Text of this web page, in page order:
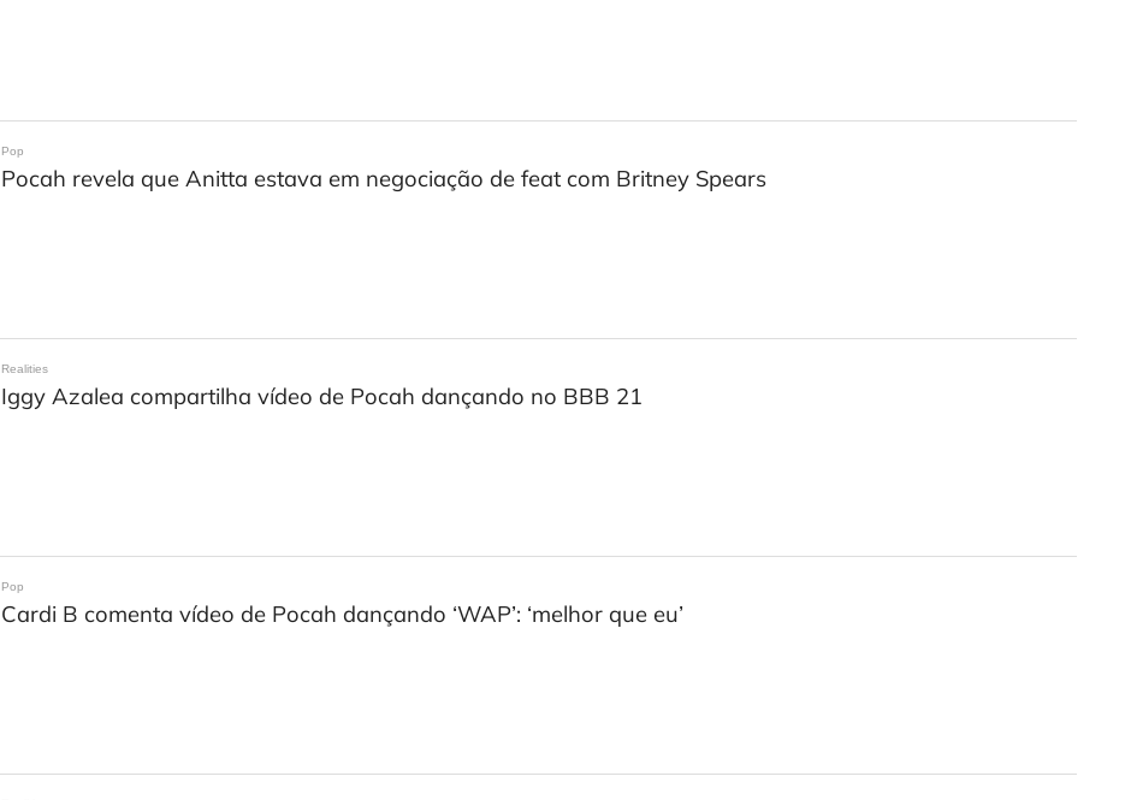
Pop
Pocah revela que Anitta estava em negociação de feat com Britney Spears
Realities
Iggy Azalea compartilha vídeo de Pocah dançando no BBB 21
Pop
Cardi B comenta vídeo de Pocah dançando ‘WAP’: ‘melhor que eu’